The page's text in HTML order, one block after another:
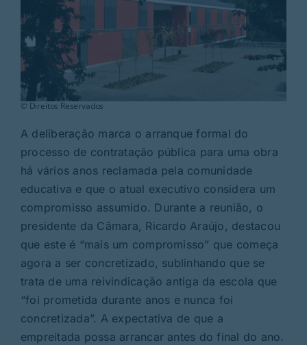
© Direitos Reservados
A deliberação marca o arranque formal do
processo de contratação pública para uma obra
há vários anos reclamada pela comunidade
educativa e que o atual executivo considera um
compromisso assumido. Durante a reunião, o
presidente da Câmara, Ricardo Araújo, destacou
que este é “mais um compromisso” que começa
agora a ser concretizado, sublinhando que se
trata de uma reivindicação antiga da escola que
“foi prometida durante anos e nunca foi
concretizada”. A expectativa de que a
empreitada possa arrancar antes do final do ano.